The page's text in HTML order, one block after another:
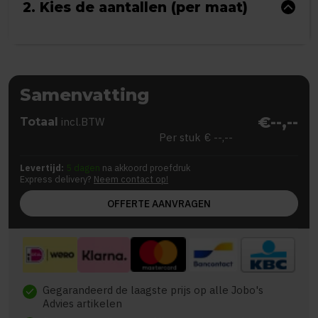
2. Kies de aantallen (per maat)
Samenvatting
Totaal incl.BTW €--,--
Per stuk € --,--
Levertijd: 5 dagen na akkoord proefdruk
Express delivery? Neem contact op!
OFFERTE AANVRAGEN
check Gegarandeerd de laagste prijs op alle Jobo's
Advies artikelen